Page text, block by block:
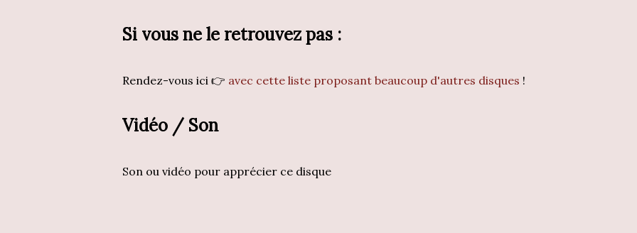
Si vous ne le retrouvez pas :
Rendez-vous ici 👉 avec cette liste proposant beaucoup d'autres disques !
Vidéo / Son
Son ou vidéo pour apprécier ce disque